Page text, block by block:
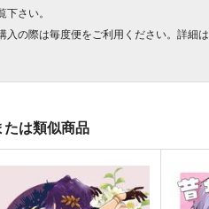
下さい。
入の際は毎度便をご利用ください。詳細は
は類似商品